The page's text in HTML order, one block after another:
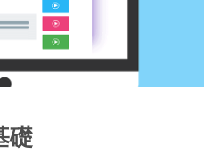
礎